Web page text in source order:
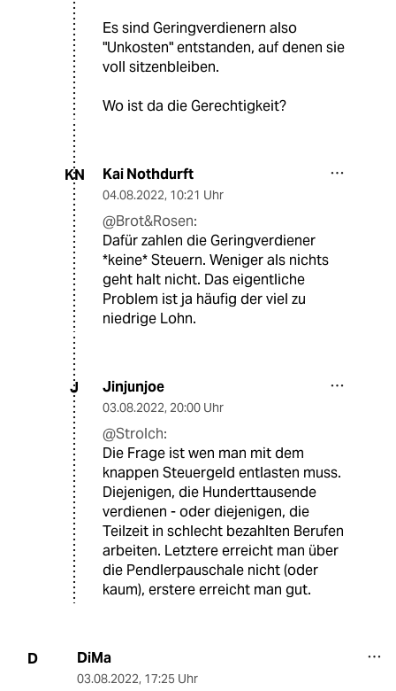
Es sind Geringverdienern also
"Unkosten" entstanden, auf denen sie
voll sitzenbleiben.
Wo ist da die Gerechtigkeit?
KN Kai Nothdurft
04.08.2022, 10:21 Uhr
@Brot&Rosen:
Dafür zahlen die Geringverdiener
*keine* Steuern. Weniger als nichts
geht halt nicht. Das eigentliche
Problem ist ja häufig der viel zu
niedrige Lohn.
J Jinjunjoe
03.08.2022, 20:00 Uhr
@Strolch:
Die Frage ist wen man mit dem
knappen Steuergeld entlasten muss.
Diejenigen, die Hunderttausende
verdienen - oder diejenigen, die
Teilzeit in schlecht bezahlten Berufen
arbeiten. Letztere erreicht man über
die Pendlerpauschale nicht (oder
kaum), erstere erreicht man gut.
D DiMa
03.08.2022, 17:25 Uhr